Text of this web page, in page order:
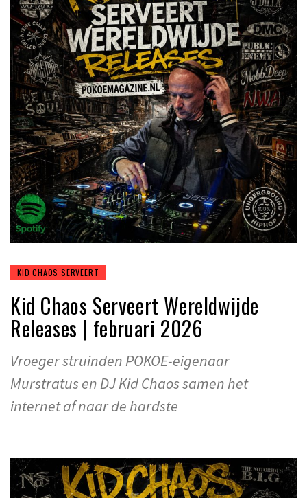
KID CHAOS SERVEERT
Kid Chaos Serveert Wereldwijde
Releases | februari 2026
Vroeger struinden POKOE-eigenaar
Murstratus en DJ Kid Chaos samen het
internet af naar de hardste